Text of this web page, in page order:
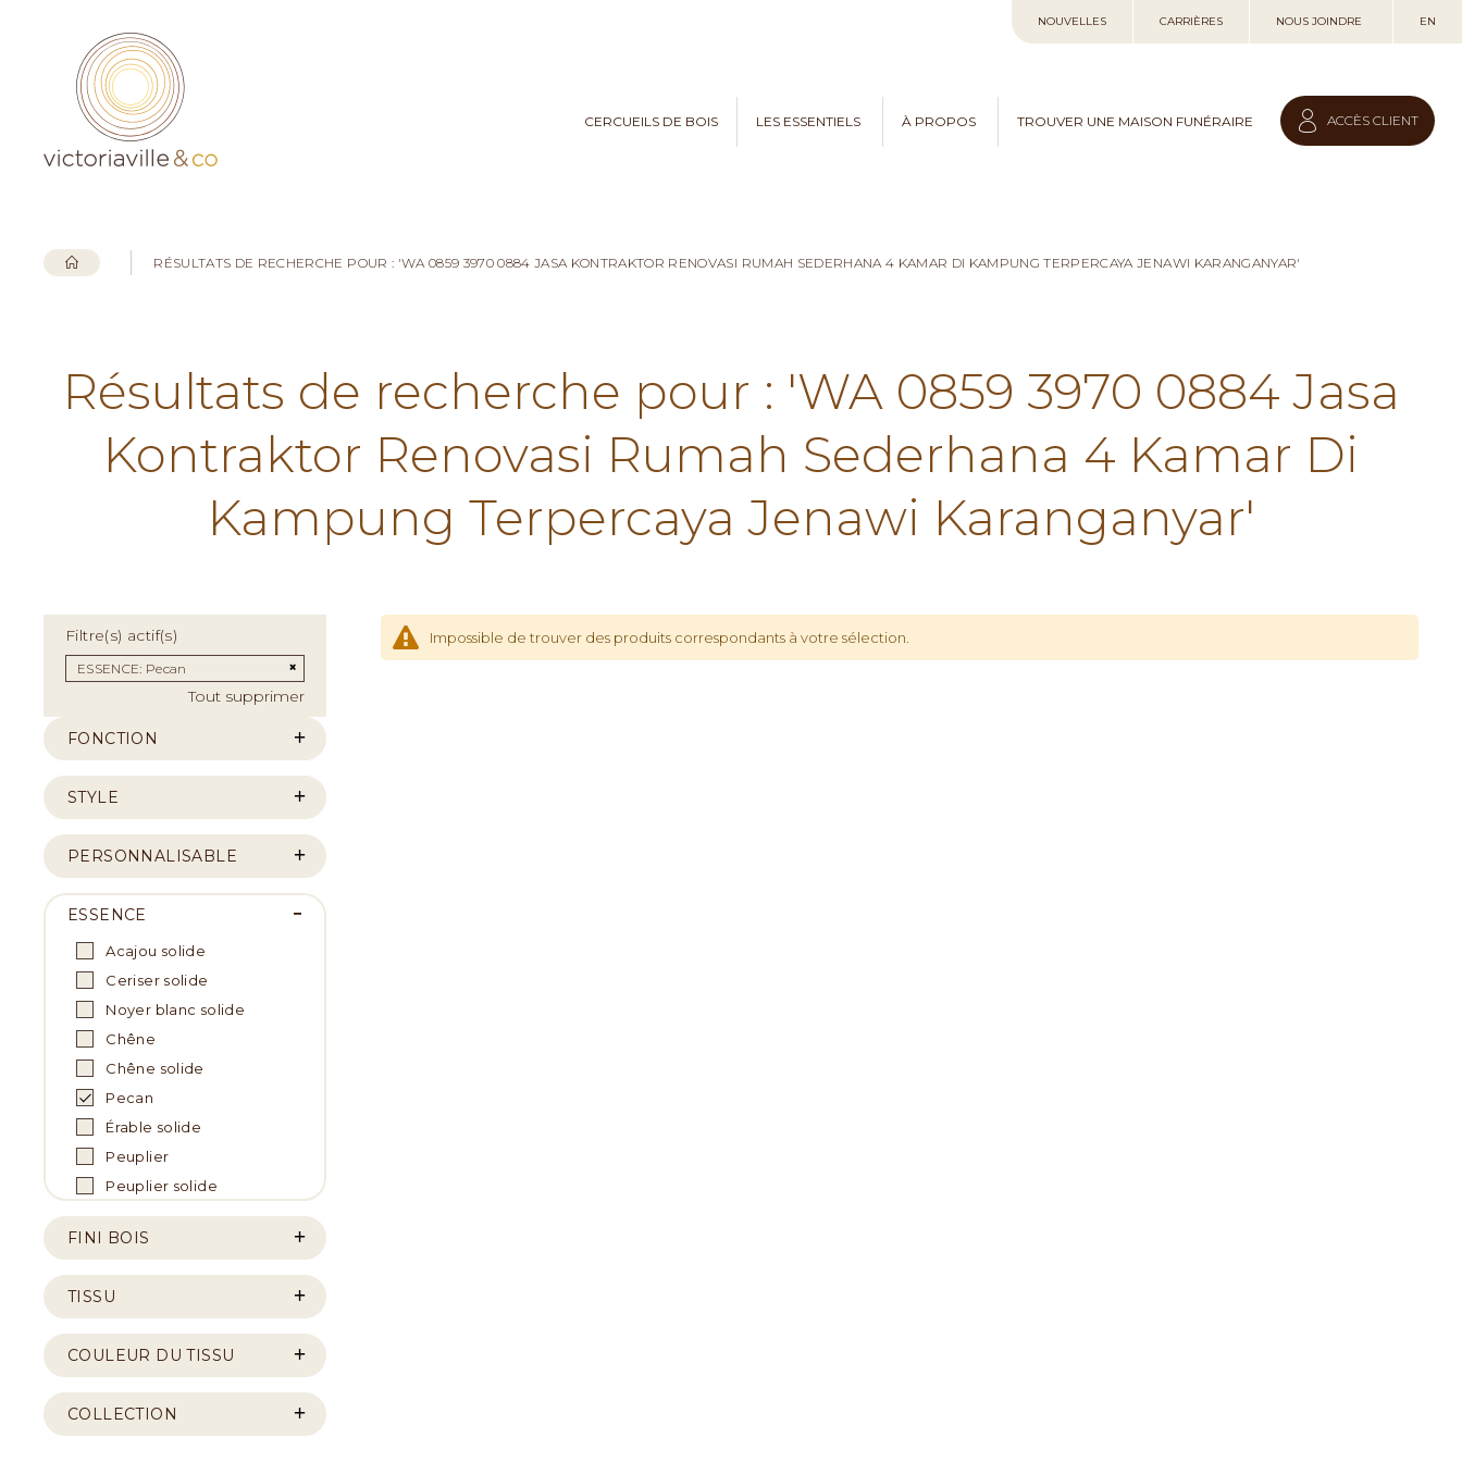
au
NOUVELLES CARRIÈRES NOUS JOINDRE EN
CERCUEILS DE BOIS LES ESSENTIELS À PROPOS TROUVER UNE MAISON FUNÉRAIRE ACCÈS CLIENT
RÉSULTATS DE RECHERCHE POUR : 'WA 0859 3970 0884 JASA KONTRAKTOR RENOVASI RUMAH SEDERHANA 4 KAMAR DI KAMPUNG TERPERCAYA JENAWI KARANGANYAR'
Résultats de recherche pour : 'WA 0859 3970 0884 Jasa
Kontraktor Renovasi Rumah Sederhana 4 Kamar Di
Kampung Terpercaya Jenawi Karanganyar'
Impossible de trouver des produits correspondants à votre sélection.
Filtre(s) actif(s)
ESSENCE Pecan Supprimer cet Élément
Tout supprimer
FONCTION
STYLE
PERSONNALISABLE
ESSENCE
Acajou solide
Ceriser solide
Noyer blanc solide
Chêne
Chêne solide
Pecan
Érable solide
Peuplier
Peuplier solide
FINI BOIS
TISSU
COULEUR DU TISSU
COLLECTION